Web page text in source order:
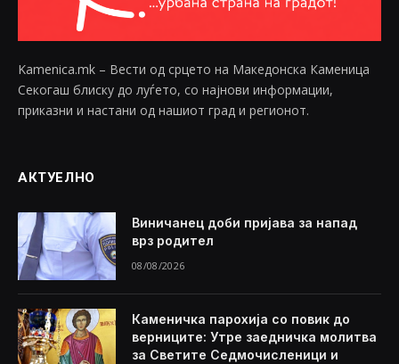
Kamenica.mk – Вести од срцето на Македонска Каменица
Секогаш блиску до луѓето, со најнови информации,
приказни и настани од нашиот град и регионот.
АКТУЕЛНО
Виничанец доби пријава за напад
врз родител
08/08/2026
Каменичка парохија со повик до
верниците: Утре заедничка молитва
за Светите Седмочисленици и